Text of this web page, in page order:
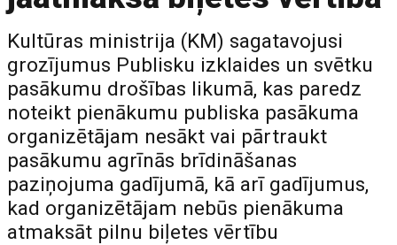
Kultūras ministrija (KM) sagatavojusi
grozījumus Publisku izklaides un svētku
pasākumu drošības likumā, kas paredz
noteikt pienākumu publiska pasākuma
organizētājam nesākt vai pārtraukt
pasākumu agrīnās brīdināšanas
paziņojuma gadījumā, kā arī gadījumus,
kad organizētājam nebūs pienākuma
atmaksāt pilnu biļetes vērtību